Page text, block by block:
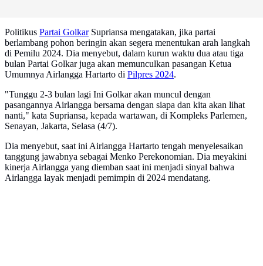
Politikus Partai GolkarSupriansa mengatakan, jika partai
berlambang pohon beringin akan segera menentukan arah langkah
di Pemilu 2024. Dia menyebut, dalam kurun waktu dua atau tiga
bulan Partai Golkar juga akan memunculkan pasangan Ketua
Umumnya Airlangga Hartarto di Pilpres 2024.
"Tunggu 2-3 bulan lagi Ini Golkar akan muncul dengan
pasangannya Airlangga bersama dengan siapa dan kita akan lihat
nanti," kata Supriansa, kepada wartawan, di Kompleks Parlemen,
Senayan, Jakarta, Selasa (4/7).
Dia menyebut, saat ini Airlangga Hartarto tengah menyelesaikan
tanggung jawabnya sebagai Menko Perekonomian. Dia meyakini
kinerja Airlangga yang diemban saat ini menjadi sinyal bahwa
Airlangga layak menjadi pemimpin di 2024 mendatang.